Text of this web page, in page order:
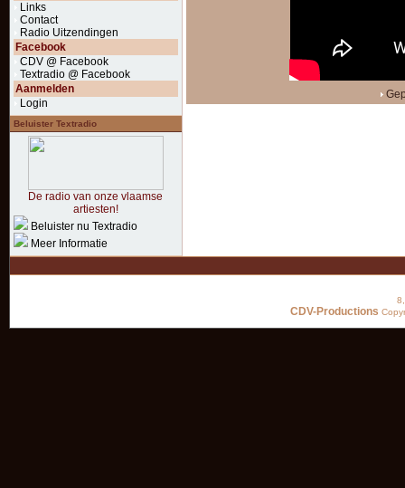
Links
Contact
Radio Uitzendingen
Facebook
CDV @ Facebook
Textradio @ Facebook
Aanmelden
Login
Beluister Textradio
De radio van onze vlaamse
artiesten!
Beluister nu Textradio
Meer Informatie
CDV-Productions